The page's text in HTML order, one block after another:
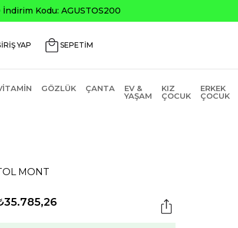
YAP SEPETİM
GÖZLÜK ÇANTA
EV &
YAŞAM
KIZ
ÇOCUK
ERKEK
ÇOCUK
MONT